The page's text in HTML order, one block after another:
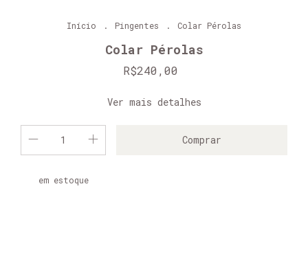
Início . Pingentes . Colar Pérolas
Colar Pérolas
R$240,00
Ver mais detalhes
em estoque